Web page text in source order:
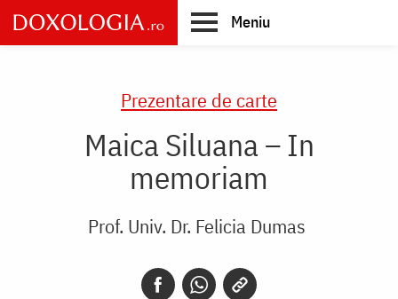
Skip
to
main
Meniu
Prezentare de carte
Maica Siluana – In
memoriam
Prof. Univ. Dr. Felicia Dumas